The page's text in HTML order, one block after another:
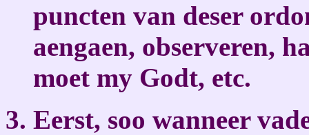
puncten van deser
aengaen, observeren,
moet my Godt, etc.
Eerst, soo wanneer